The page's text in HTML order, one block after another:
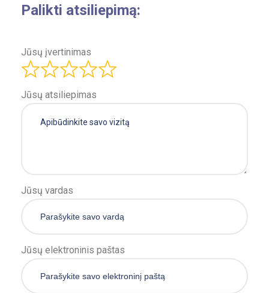
Palikti atsiliepimą:
Jūsų įvertinimas
Jūsų atsiliepimas
Jūsų vardas
Jūsų elektroninis paštas